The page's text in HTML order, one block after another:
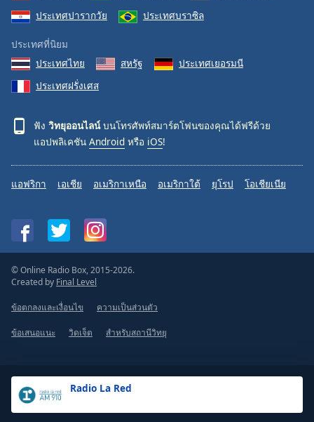
Radio La Red
ประเทศปารากวัย
ประเทศบราซิล
ประเทศที่นิยม
ประเทศไทย
สหรัฐ
ประเทศเยอรมนี
ประเทศฝรั่งเศส
ฟัง วิทยุออนไลน์บนโทรศัพท์สมาร์ตโฟนของคุณได้ฟรีด้วย
แอปพลิเคชัน Android หรือ iOS!
แอฟริกา เอเชีย อเมริกาเหนือ อเมริกาใต้ ยุโรป โอเชียเนีย
© Online Radio Box, 2015-2026.
Created by Final Level
ข้อตกลงและเงื่อนไข ความเป็นส่วนตัว
ข้อเสนอแนะ วิดเจ็ต สำหรับสถานีวิทยุ